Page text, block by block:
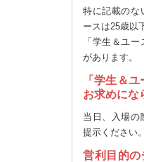
特に記載のな
ースは25歳以
「学生＆ユ
があります。
「学生＆
お求めにな
当日、入場の
提示ください。
営利目的の